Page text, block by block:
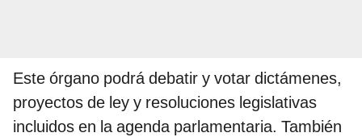
Este órgano podrá debatir y votar dictámenes,
proyectos de ley y resoluciones legislativas
incluidos en la agenda parlamentaria. También